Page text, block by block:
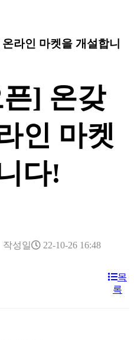
라인 마켓을 개설합니
] 온갖
인 마켓
다!
작성일 22-10-26 16:48
목
록